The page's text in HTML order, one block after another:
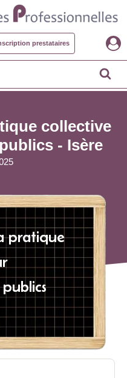
prestataires
collective
- Isère
pratique